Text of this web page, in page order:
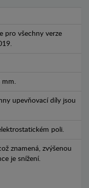
pro všechny verze
mm.
upevňovací díly jsou
poli.
znamená, zvýšenou
je snížení.